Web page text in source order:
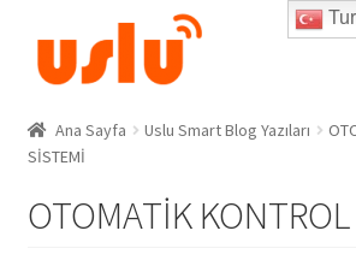
navigation
content
Ana Sayfa
Ana Sayfa Uslu Smart Blog Yazıları
SİSTEMİ
OTOMATİK